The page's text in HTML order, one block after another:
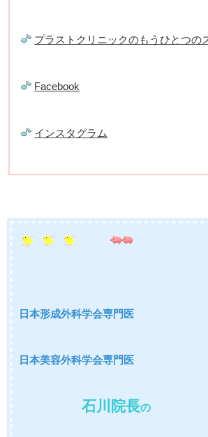
プラストクリニックのもうひとつの
Facebook
インスタグラム
日本形成外科学会専門医
日本美容外科学会専門医
石川院長の